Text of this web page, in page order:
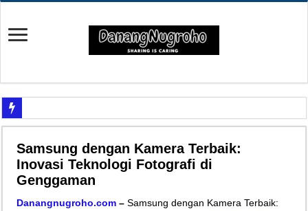
Yuk Cari Tahu Cara Memanfaatkan Teknologi Waze
Begini Upaya Memperbaiki Elektronik TV yang Rusak Hanya Ada Layar Putih
Tips Memperbaiki Elektronik Speaker Sound yang Bunyi Kemresek
Samsung dengan Kamera Terbaik:
Inovasi Teknologi Fotografi di
Genggaman
Danangnugroho.com – Samsung dengan Kamera Terbaik: